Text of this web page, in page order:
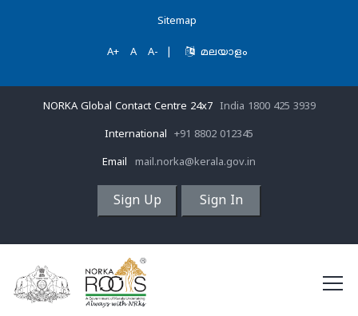
Sitemap
A+ A A- മലയാളം
NORKA Global Contact Centre 24x7 India 1800 425 3939
International +91 8802 012345
Email mail.norka@kerala.gov.in
Sign Up Sign In